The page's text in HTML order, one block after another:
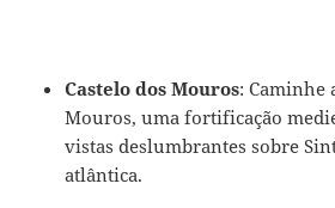
Castelo dos Mouros: Caminhe
Mouros, uma fortificação
vistas deslumbrantes sobre
atlântica.